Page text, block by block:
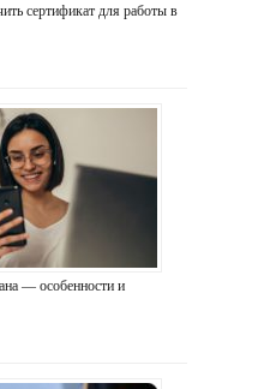
сертификат для работы в
— особенности и